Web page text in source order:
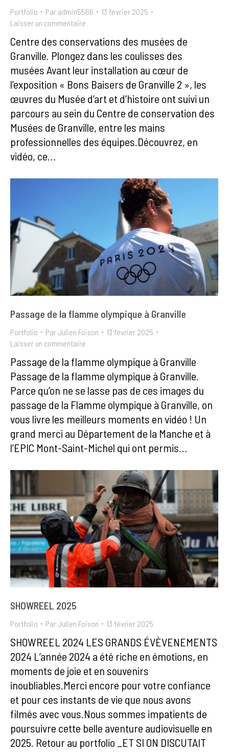
Portfolio Par admin5566
13 février 2025
Laisser un commentaire
Centre des conservations des musées de
Granville. Plongez dans les coulisses des
musées Avant leur installation au cœur de
l’exposition « Bons Baisers de Granville 2 », les
œuvres du Musée d’art et d’histoire ont suivi un
parcours au sein du Centre de conservation des
Musées de Granville, entre les mains
professionnelles des équipes.Découvrez, en
vidéo, ce…
Passage de la flamme olympique à Granville
Portfolio Par Julien Foison
13 février 2025
Laisser un commentaire
Passage de la flamme olympique à Granville
Passage de la flamme olympique à Granville.
Parce qu’on ne se lasse pas de ces images du
passage de la Flamme olympique à Granville, on
vous livre les meilleurs moments en vidéo ! Un
grand merci au Département de la Manche et à
l’EPIC Mont-Saint-Michel qui ont permis…
SHOWREEL 2025
Portfolio Par Julien Foison 13 février 2025
SHOWREEL 2024 LES GRANDS ÉVÈVENEMENTS
2024 L’année 2024 a été riche en émotions, en
moments de joie et en souvenirs
inoubliables.Merci encore pour votre confiance
et pour ces instants de vie que nous avons
filmés avec vous.Nous sommes impatients de
poursuivre cette belle aventure audiovisuelle en
2025. Retour au portfolio _ET SI ON DISCUTAIT